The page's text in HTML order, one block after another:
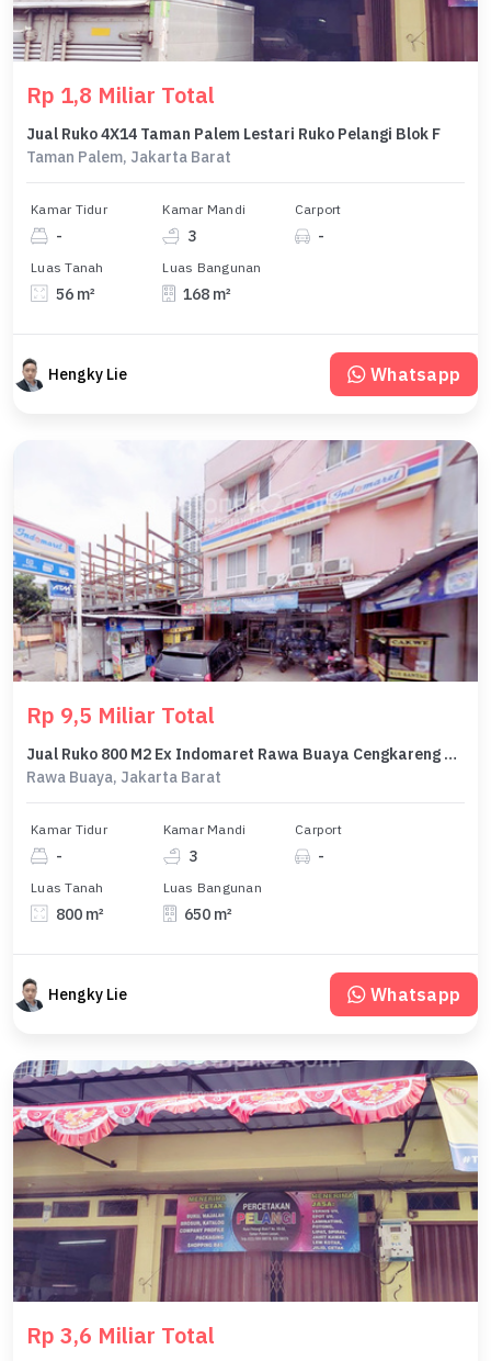
Rp 1,8 Miliar Total
Jual Ruko 4X14 Taman Palem Lestari Ruko Pelangi Blok F
Taman Palem, Jakarta Barat
Kamar Tidur
-
Kamar Mandi
3
Carport
-
Luas Tanah
56 m²
Luas Bangunan
168 m²
Hengky Lie Whatsapp
Rp 9,5 Miliar Total
Jual Ruko 800 M2 Ex Indomaret Rawa Buaya Cengkareng Depan Tol Jorr
Rawa Buaya, Jakarta Barat
Kamar Tidur
-
Kamar Mandi
3
Carport
-
Luas Tanah
800 m²
Luas Bangunan
650 m²
Hengky Lie Whatsapp
Rp 3,6 Miliar Total